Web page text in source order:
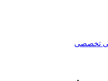
تخصصی